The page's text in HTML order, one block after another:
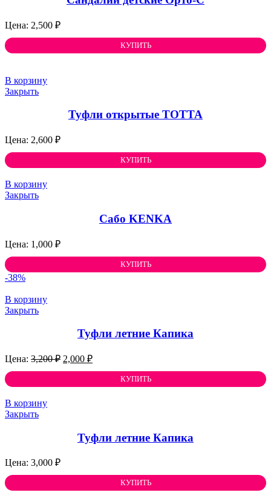
2,500 ₽
КУПИТЬ
В корзину
Закрыть
Туфли открытые ТОТТА
2,600 ₽
КУПИТЬ
В корзину
Закрыть
Сабо KENKA
1,000 ₽
КУПИТЬ
-38%
В корзину
Закрыть
Туфли летние Капика
3,200₽ Первоначальная
2,000 ₽Текущая
2,000 ₽.КУПИТЬ
В корзину
Закрыть
Туфли летние Капика
3,000 ₽
КУПИТЬ